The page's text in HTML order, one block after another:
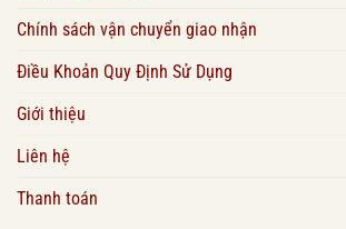
Chính sách vận chuyển giao nhận
Điều Khoản Quy Định Sử Dụng
Giới thiệu
Liên hệ
Thanh toán